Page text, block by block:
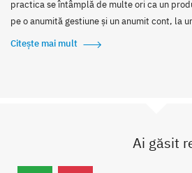
practica se întâmplă de multe ori ca un
pe o anumită gestiune și un anumit cont, la
Citește mai mult
Ai găsit